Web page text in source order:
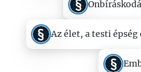
Az élet, a testi